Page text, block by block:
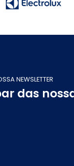
NEWSLETTER
das